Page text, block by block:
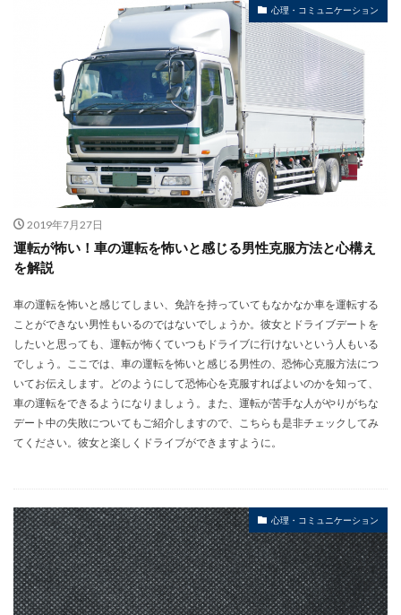
心理・コミュニケーション
2019年7月27日
運転が怖い！車の運転を怖いと感じる男性克服方法と心構え
を解説
車の運転を怖いと感じてしまい、免許を持っていてもなかなか車を運転する
ことができない男性もいるのではないでしょうか。彼女とドライブデートを
したいと思っても、運転が怖くていつもドライブに行けないという人もいる
でしょう。ここでは、車の運転を怖いと感じる男性の、恐怖心克服方法につ
いてお伝えします。どのようにして恐怖心を克服すればよいのかを知って、
車の運転をできるようになりましょう。また、運転が苦手な人がやりがちな
デート中の失敗についてもご紹介しますので、こちらも是非チェックしてみ
てください。彼女と楽しくドライブができますように。
心理・コミュニケーション